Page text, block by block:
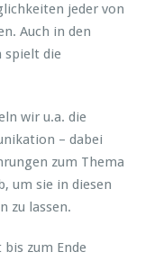
jeder von
Auch in den
spielt die
wir u.a. die
– dabei
zum Thema
um sie in diesen
zu lassen.
bis zum Ende